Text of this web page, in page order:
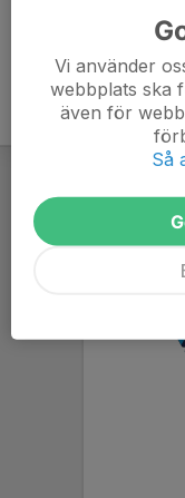
Vi använder
webbplats ska
även för
Så